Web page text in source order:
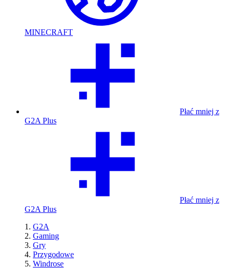
MINECRAFT
Płać mniej z
G2A Plus
Płać mniej z
G2A Plus
G2A
Gaming
Gry
Przygodowe
Windrose